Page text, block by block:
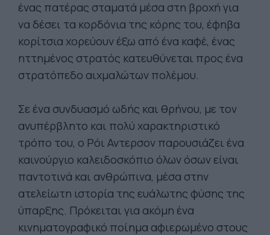
ένας πατέρας σταματά μέσα στη βροχή για
να δέσει τα κορδόνια της κόρης του, έφηβα
κορίτσια χορεύουν έξω από ένα καφέ, ένας
ηττημένος στρατός κατευθύνεται προς ένα
στρατόπεδο αιχμαλώτων πολέμου.
Σε ένα συνδυασμό ωδής και θρήνου, με τον
ανυπέρβλητο και πολύ χαρακτηριστικό
τρόπο του, ο Ρόι Αντερσον παρουσιάζει ένα
καινούργιο καλειδοσκόπιο όλων όσων είναι
παντοτινά και ανθρώπινα, μέσα στην
ατελείωτη ιστορία της ευάλωτης φύσης της
ύπαρξης. Πρόκειται για ακόμη ένα
κινηματογραφικό ποίημα αφιερωμένο στους